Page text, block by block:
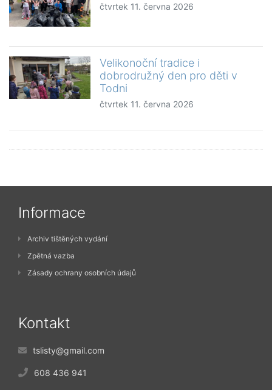
čtvrtek 11. června 2026
Velikonoční tradice i
dobrodružný den pro děti v
Todni
čtvrtek 11. června 2026
Informace
Archiv tištěných vydání
Zpětná vazba
Zásady ochrany osobních údajů
Kontakt
tslisty@gmail.com
608 436 941